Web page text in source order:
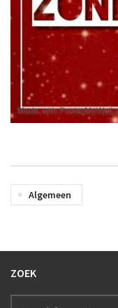
Algemeen
ZOEK